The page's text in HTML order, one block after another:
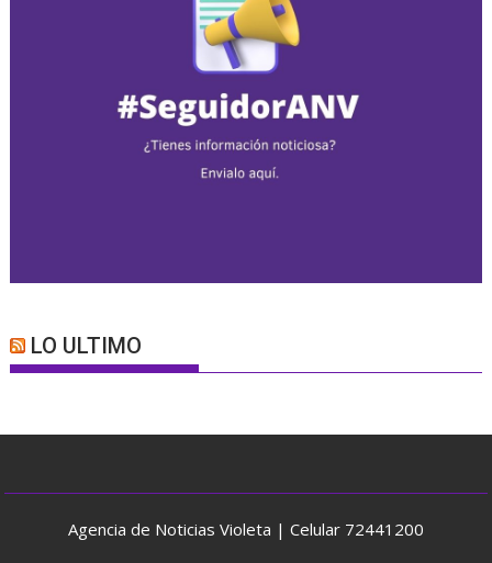
LO ULTIMO
Agencia de Noticias Violeta | Celular 72441200